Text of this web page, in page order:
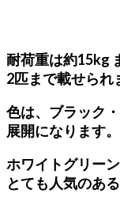
耐荷重は約15kg
2匹まで載せられ
色は、ブラック
展開になります。
ホワイトグリー
とても人気のあ